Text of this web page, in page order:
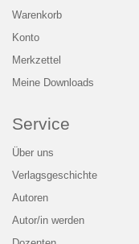
Warenkorb
Konto
Merkzettel
Meine Downloads
Service
Über uns
Verlagsgeschichte
Autoren
Autor/in werden